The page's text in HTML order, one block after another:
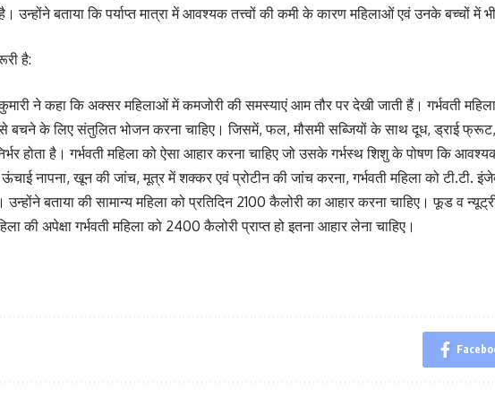
उन्होंने बताया कि पर्याप्त मात्रा में आवश्यक तत्त्वों की कमी के कारण महिलाओं एवं उनके बच्चों में
है:
कुमारी ने कहा कि अक्सर महिलाओं में कमजोरी की समस्याएं आम तौर पर देखी जाती हैं। गर्भवती
बचने के लिए संतुलित भोजन करना चाहिए। जिसमें, फल, मौसमी सब्जियों के साथ दूध, ड्राई
होता है। गर्भवती महिला को ऐसा आहार करना चाहिए जो उसके गर्भस्थ शिशु के पोषण कि
नापना, खून की जांच, मूत्र में शक्कर एवं प्रोटीन की जांच करना, गर्भवती महिला को टी.टी.
बताया की सामान्य महिला को प्रतिदिन 2100 कैलोरी का आहार करना चाहिए। फूड व
की अपेक्षा गर्भवती महिला को 2400 कैलोरी प्राप्त हो इतना आहार लेना चाहिए।